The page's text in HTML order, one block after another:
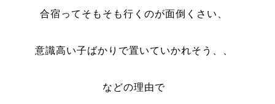
合宿ってそもそも行くのが面倒くさい、
意識高い子ばかりで置いていかれそう、、
などの理由で